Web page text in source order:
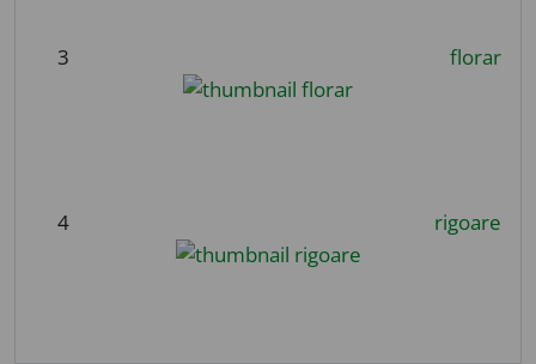
3 florar
4 rigoare